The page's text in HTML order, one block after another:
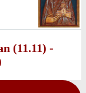
(11.11) -